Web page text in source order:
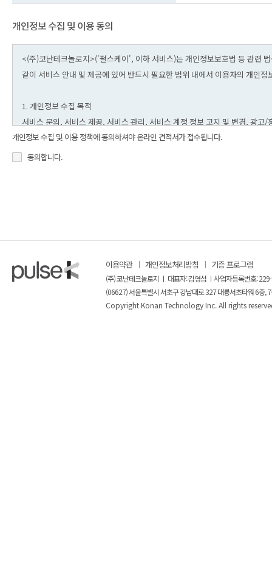
개인정보 수집 및 이용 동의
개인정보 수집 및 이용 정책에 동의하셔야 온라인 견적서가 접수됩니다.
동의합니다.
이용약관 개인정보처리방침 기증 프로그램
(주) 코난테크놀로지 ㅣ 대표자: 김영섬 ㅣ사업자등록번호:
(06627) 서울특별시 서초구 강남대로 327 대륭서초타워 6층,
Copyright Konan Technology Inc. All rights